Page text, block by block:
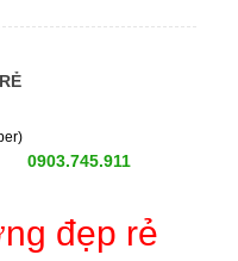
0903.745.911
đẹp rẻ